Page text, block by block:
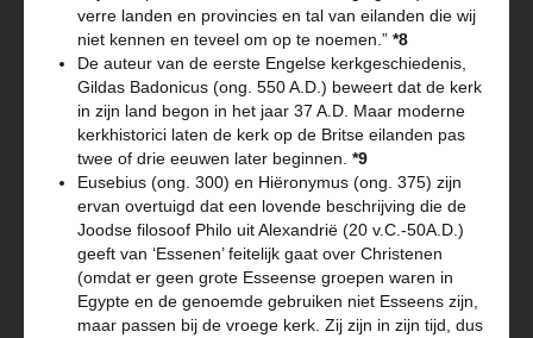
verre landen en provincies en tal van eilanden die wij
niet kennen en teveel om op te noemen.” *8
De auteur van de eerste Engelse kerkgeschiedenis,
Gildas Badonicus (ong. 550 A.D.) beweert dat de kerk
in zijn land begon in het jaar 37 A.D. Maar moderne
kerkhistorici laten de kerk op de Britse eilanden pas
twee of drie eeuwen later beginnen. *9
Eusebius (ong. 300) en Hiëronymus (ong. 375) zijn
ervan overtuigd dat een lovende beschrijving die de
Joodse filosoof Philo uit Alexandrië (20 v.C.-50A.D.)
geeft van ‘Essenen’ feitelijk gaat over Christenen
(omdat er geen grote Esseense groepen waren in
Egypte en de genoemde gebruiken niet Esseens zijn,
maar passen bij de vroege kerk. Zij zijn in zijn tijd, dus